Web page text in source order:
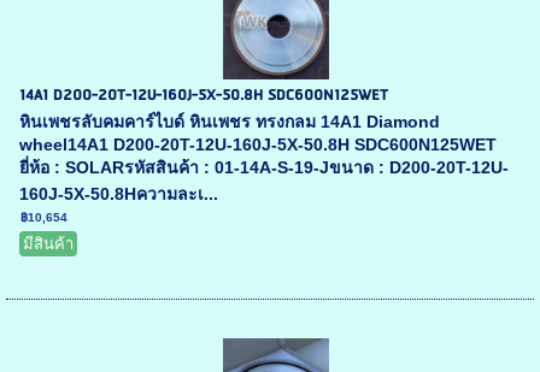
14A1 D200-20T-12U-160J-5X-50.8H SDC600N125WET
หินเพชรลับคมคาร์ไบด์ หินเพชร ทรงกลม 14A1 Diamond
wheel14A1 D200-20T-12U-160J-5X-50.8H SDC600N125WET
ยี่ห้อ : SOLARรหัสสินค้า : 01-14A-S-19-Jขนาด : D200-20T-12U-
160J-5X-50.8Hความละเ...
฿10,654
มีสินค้า